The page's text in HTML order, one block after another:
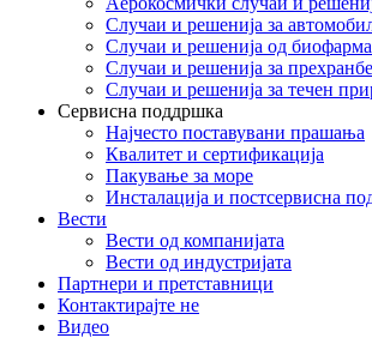
Случаи и решенија за
Случаи и решенија од
Случаи и решенија за
Случаи и решенија за течен
Сервисна поддршка
Најчесто поставувани прашања
Квалитет и сертификација
Пакување за море
Инсталација и постсервисна
Вести
Вести од компанијата
Вести од индустријата
Партнери и претставници
Контактирајте не
Видео